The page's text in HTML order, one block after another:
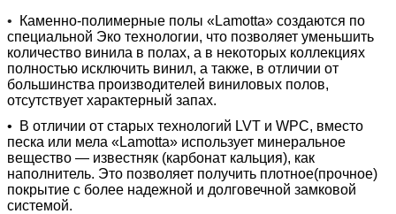
•
Каменно-полимерные полы «Lamotta» создаются по
специальной Эко технологии, что позволяет уменьшить
количество винила в полах, а в некоторых коллекциях
полностью исключить винил, а также, в отличии от
большинства производителей виниловых полов,
отсутствует характерный запах.
•
В отличии от старых технологий LVT и WPC, вместо
песка или мела «Lamotta» использует минеральное
вещество — известняк (карбонат кальция), как
наполнитель. Это позволяет получить плотное(прочное)
покрытие с более надежной и долговечной замковой
системой.